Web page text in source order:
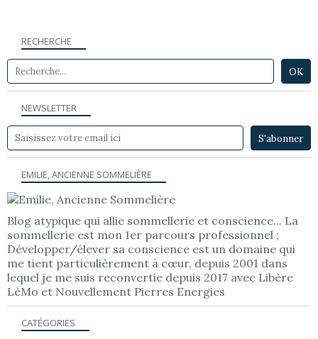
NEWSLETTER
RECHERCHE
EMILIE, ANCIENNE SOMMELIÈRE
Blog atypique qui allie sommellerie et conscience... La
sommellerie est mon 1er parcours professionnel ;
Développer/élever sa conscience est un domaine qui
me tient particulièrement à cœur, depuis 2001 dans
lequel je me suis reconvertie depuis 2017 avec Libère
LèMo et Nouvellement Pierres Energies
CATÉGORIES